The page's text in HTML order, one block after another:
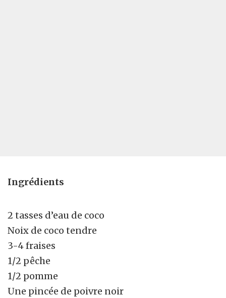
Ingrédients
2 tasses d’eau de coco
Noix de coco tendre
3-4 fraises
1/2 pêche
1/2 pomme
Une pincée de poivre noir